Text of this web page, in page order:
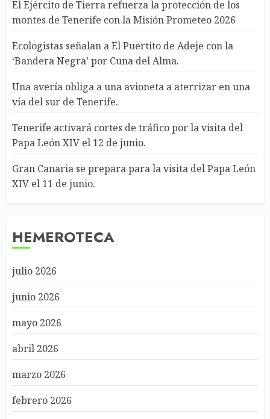
El Ejército de Tierra refuerza la protección de los
montes de Tenerife con la Misión Prometeo 2026
Ecologistas señalan a El Puertito de Adeje con la
‘Bandera Negra’ por Cuna del Alma.
Una avería obliga a una avioneta a aterrizar en una
vía del sur de Tenerife.
Tenerife activará cortes de tráfico por la visita del
Papa León XIV el 12 de junio.
Gran Canaria se prepara para la visita del Papa León
XIV el 11 de junio.
HEMEROTECA
julio 2026
junio 2026
mayo 2026
abril 2026
marzo 2026
febrero 2026